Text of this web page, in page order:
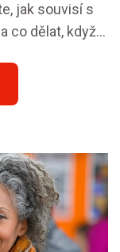
jak souvisí s
co dělat, když s